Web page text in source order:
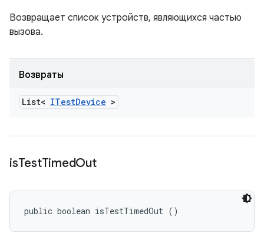
Возвращает список устройств, являющихся частью
вызова.
Возвраты
List< ITestDevice >
isTestTimedOut
public boolean isTestTimedOut ()